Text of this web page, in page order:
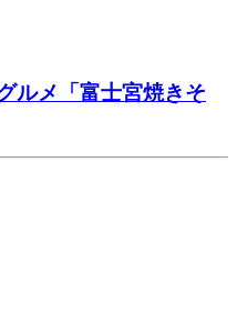
ルメ「富士宮焼きそ